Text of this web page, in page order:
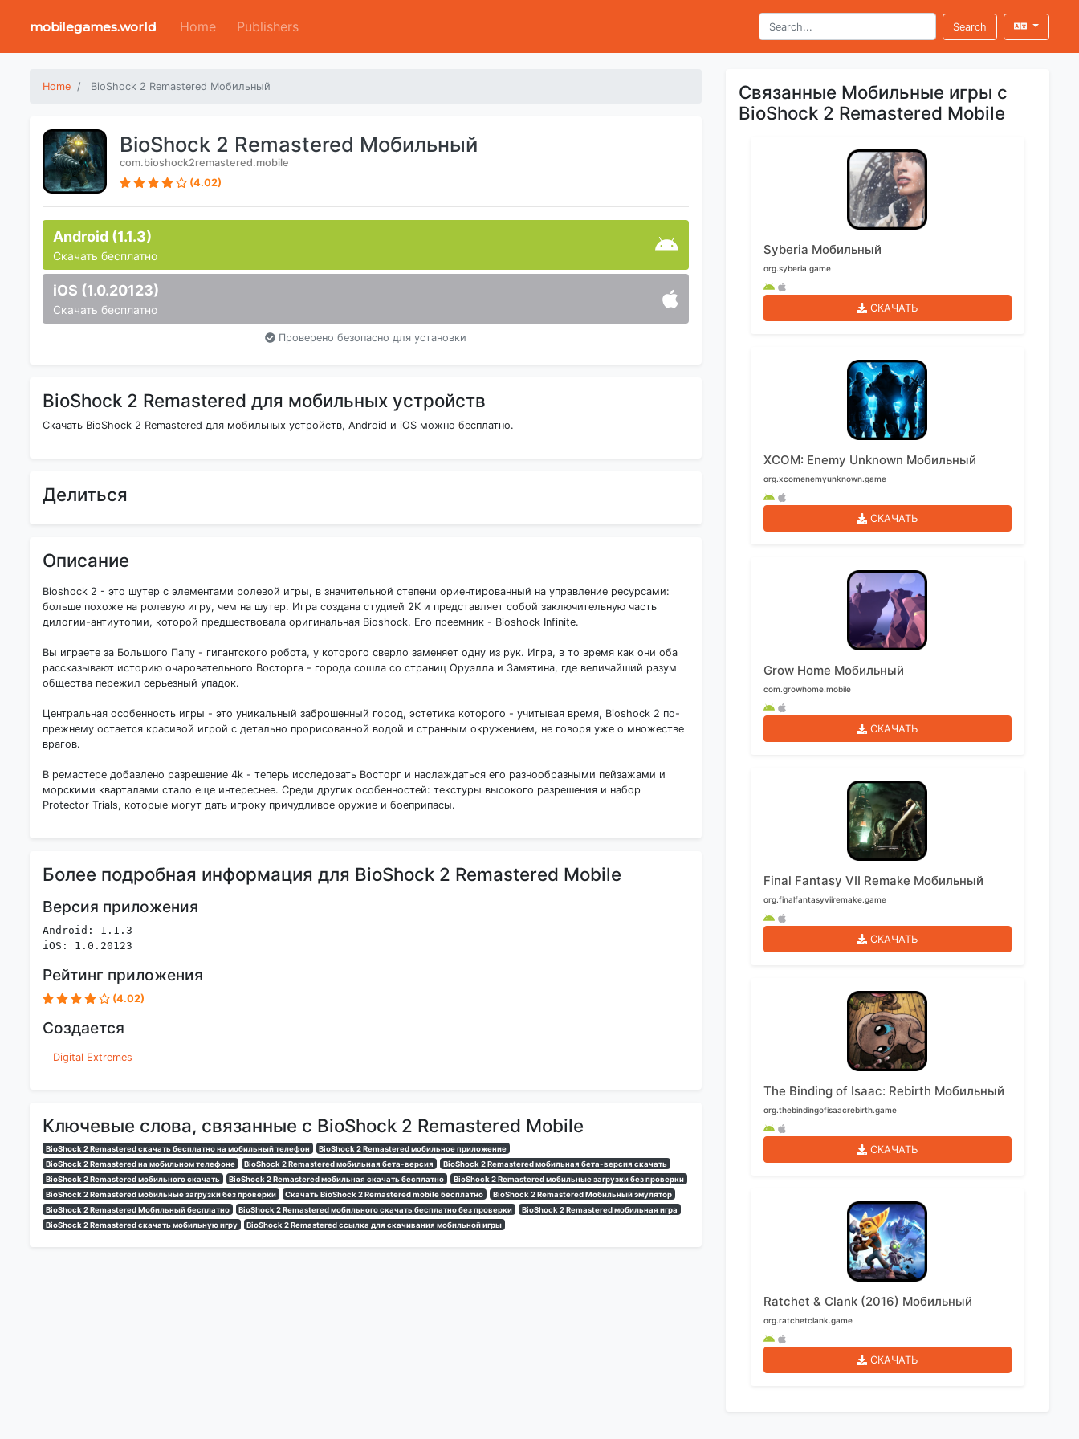
mobilegames.world Home Publishers Search
Home BioShock 2 Remastered Мобильный
BioShock 2 Remastered Мобильный
com.bioshock2remastered.mobile
(4.02)
Android (1.1.3)
Скачать бесплатно
iOS (1.0.20123)
Скачать бесплатно
Проверено безопасно для установки
BioShock 2 Remastered для мобильных устройств
Скачать BioShock 2 Remastered для мобильных устройств, Android и iOS можно бесплатно.
Делиться
Описание
Bioshock 2 - это шутер с элементами ролевой игры, в значительной степени ориентированный на управление ресурсами:
больше похоже на ролевую игру, чем на шутер. Игра создана студией 2K и представляет собой заключительную часть
дилогии-антиутопии, которой предшествовала оригинальная Bioshock. Его преемник - Bioshock Infinite.
Вы играете за Большого Папу - гигантского робота, у которого сверло заменяет одну из рук. Игра, в то время как они оба
рассказывают историю очаровательного Восторга - города сошла со страниц Оруэлла и Замятина, где величайший разум
общества пережил серьезный упадок.
Центральная особенность игры - это уникальный заброшенный город, эстетика которого - учитывая время, Bioshock 2 по-
прежнему остается красивой игрой с детально прорисованной водой и странным окружением, не говоря уже о множестве
врагов.
В ремастере добавлено разрешение 4k - теперь исследовать Восторг и наслаждаться его разнообразными пейзажами и
морскими кварталами стало еще интереснее. Среди других особенностей: текстуры высокого разрешения и набор
Protector Trials, которые могут дать игроку причудливое оружие и боеприпасы.
Более подробная информация для BioShock 2 Remastered Mobile
Версия приложения
Android: 1.1.3
iOS: 1.0.20123
Рейтинг приложения
(4.02)
Создается
Digital Extremes
Ключевые слова, связанные с BioShock 2 Remastered Mobile
BioShock 2 Remastered скачать бесплатно на мобильный телефон
BioShock 2 Remastered мобильное приложение
BioShock 2 Remastered на мобильном телефоне
BioShock 2 Remastered мобильная бета-версия
BioShock 2 Remastered мобильная бета-версия скачать
BioShock 2 Remastered мобильного скачать
BioShock 2 Remastered мобильная скачать бесплатно
BioShock 2 Remastered мобильные загрузки без проверки
BioShock 2 Remastered мобильные загрузки без проверки
Скачать BioShock 2 Remastered mobile бесплатно
BioShock 2 Remastered Мобильный эмулятор
BioShock 2 Remastered Мобильный бесплатно
BioShock 2 Remastered мобильного скачать бесплатно без проверки
BioShock 2 Remastered мобильная игра
BioShock 2 Remastered скачать мобильную игру
BioShock 2 Remastered ссылка для скачивания мобильной игры
Связанные Мобильные игры с
BioShock 2 Remastered Mobile
Syberia Мобильный
org.syberia.game
СКАЧАТЬ
XCOM: Enemy Unknown Мобильный
org.xcomenemyunknown.game
СКАЧАТЬ
Grow Home Мобильный
com.growhome.mobile
СКАЧАТЬ
Final Fantasy VII Remake Мобильный
org.finalfantasyviiremake.game
СКАЧАТЬ
The Binding of Isaac: Rebirth Мобильный
org.thebindingofisaacrebirth.game
СКАЧАТЬ
Ratchet & Clank (2016) Мобильный
org.ratchetclank.game
СКАЧАТЬ